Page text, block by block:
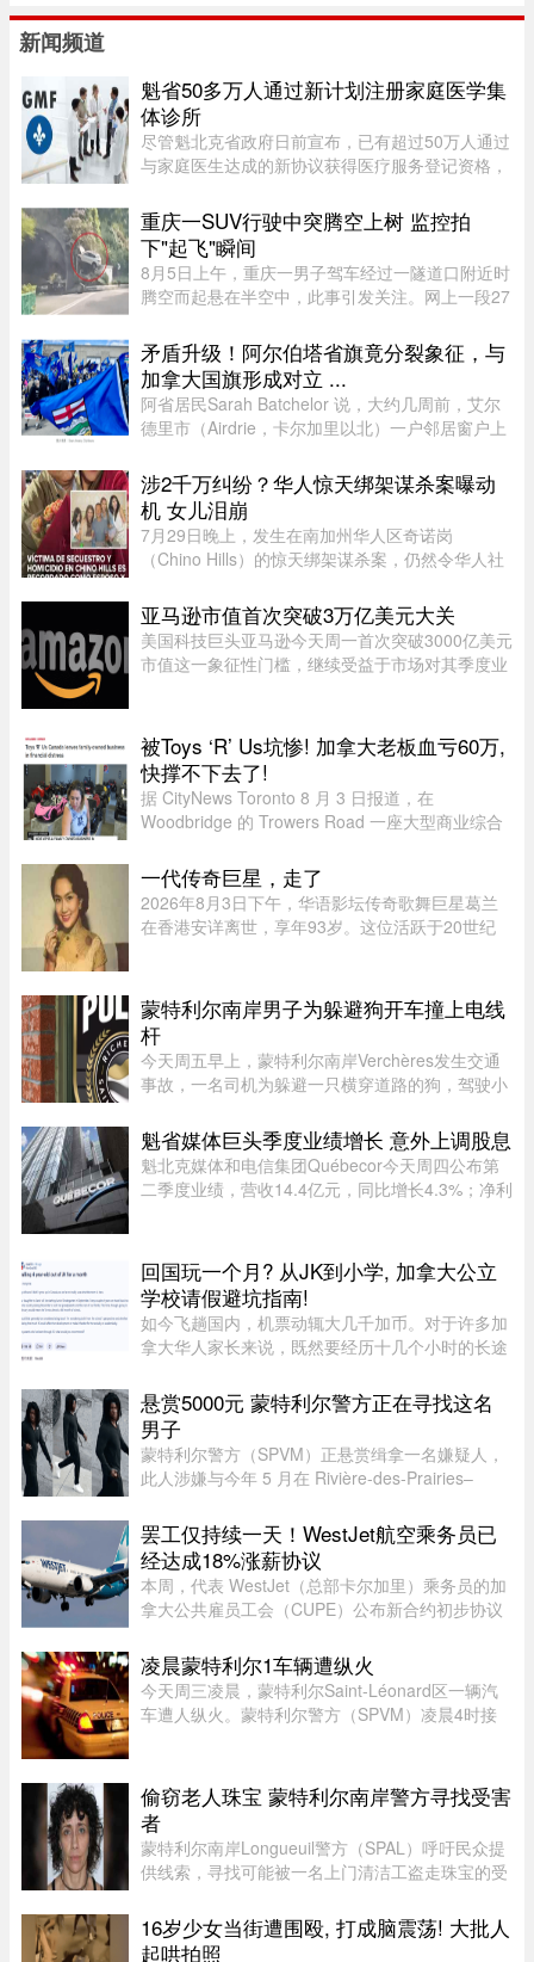
新闻频道
魁省50多万人通过新计划注册家庭医学集
体诊所
尽管魁北克省政府日前宣布，已有超过50万人通过
与家庭医生达成的新协议获得医疗服务登记资格，
而只是被纳入某个家庭医学诊所（GMF）的集体管
理体系。 ...
重庆一SUV行驶中突腾空上树 监控拍
下"起飞"瞬间
8月5日上午，重庆一男子驾车经过一隧道口附近时
腾空而起悬在半空中，此事引发关注。网上一段27
道，其前方右边是一处转弯，前端左侧是一个隧道
口，当车驶至该隧道口附近时 ...
矛盾升级！阿尔伯塔省旗竟分裂象征，与
加拿大国旗形成对立 ...
阿省居民Sarah Batchelor 说，大约几周前，艾尔
德里市（Airdrie，卡尔加里以北）一户邻居窗户上
从那时起一切开始发生变化。49 岁的音乐教师
Batchelor 在阿省生活了大 ...
涉2千万纠纷？华人惊天绑架谋杀案曝动
机 女儿泪崩
7月29日晚上，发生在南加州华人区奇诺岗
（Chino Hills）的惊天绑架谋杀案，仍然令华人社
爆料，这起案件的动机似乎正在明朗。根据最新消
息显示，凶手博正峰（Zhengfeng ...
亚马逊市值首次突破3万亿美元大关
美国科技巨头亚马逊今天周一首次突破3000亿美元
市值这一象征性门槛，继续受益于市场对其季度业
马逊股价上涨5.20%，达到28 ...
被Toys ‘R’ Us坑惨! 加拿大老板血亏60万,
快撑不下去了!
据 CityNews Toronto 8 月 3 日报道，在
Woodbridge 的 Trowers Road 一座大型商业综合
品售价低至 200 元。“我们拥有最大规模的高端儿
童电动车和玩具车选择之一。”这 ...
一代传奇巨星，走了
2026年8月3日下午，华语影坛传奇歌舞巨星葛兰
在香港安详离世，享年93岁。这位活跃于20世纪
片。她的离去，带走了一个流 ...
蒙特利尔南岸男子为躲避狗开车撞上电线
杆
今天周五早上，蒙特利尔南岸Verchères发生交通
事故，一名司机为躲避一只横穿道路的狗，驾驶小
故发生在上午7点左右，受影响路段位于Saint-
Alexandre街与Calixa-Lavallé ...
魁省媒体巨头季度业绩增长 意外上调股息
魁北克媒体和电信集团Québecor今天周四公布第
二季度业绩，营收14.4亿元，同比增长4.3%；净利
4%至12.3亿元，过去一年新增2 ...
回国玩一个月? 从JK到小学, 加拿大公立
学校请假避坑指南!
如今飞趟国内，机票动辄大几千加币。对于许多加
拿大华人家长来说，既然要经历十几个小时的长途
趁着孩子还小，请假回国待上一个月，让孩子好好
陪陪爷爷奶奶，成了不少 ...
悬赏5000元 蒙特利尔警方正在寻找这名
男子
蒙特利尔警方（SPVM）正悬赏缉拿一名嫌疑人，
此人涉嫌与今年 5 月在 Rivière-des-Prairies–
关。警方呼吁公众协助确认嫌犯身份。据描述，嫌
犯为一名黑人男性，身高在 ...
罢工仅持续一天！WestJet航空乘务员已
经达成18%涨薪协议
本周，代表 WestJet（总部卡尔加里）乘务员的加
拿大公共雇员工会（CUPE）公布新合约初步协议
时段津贴"，地面工作也获补偿；休息时间增加；
餐食和制服津贴上调；其他一系 ...
凌晨蒙特利尔1车辆遭纵火
今天周三凌晨，蒙特利尔Saint-Léonard区一辆汽
车遭人纵火。蒙特利尔警方（SPVM）凌晨4时接
Chèvrefils表示，警员抵达现场时，火 ...
偷窃老人珠宝 蒙特利尔南岸警方寻找受害
者
蒙特利尔南岸Longueuil警方（SPAL）呼吁民众提
供线索，寻找可能被一名上门清洁工盗走珠宝的受
手。48岁的Longueuil居民Mélanie Tanguay上周
四出庭，被控涉及Saint-Brun ...
16岁少女当街遭围殴, 打成脑震荡! 大批人
起哄拍照